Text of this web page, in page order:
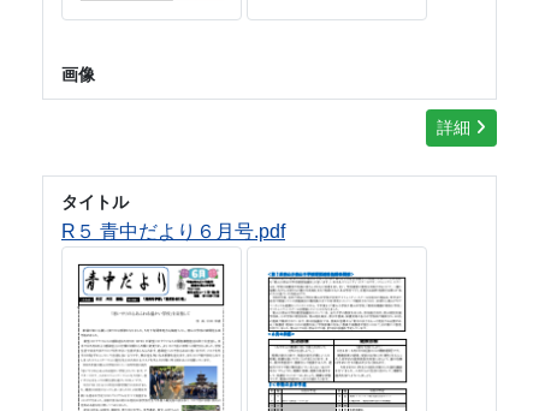
画像
詳細
タイトル
R５ 青中だより６月号.pdf